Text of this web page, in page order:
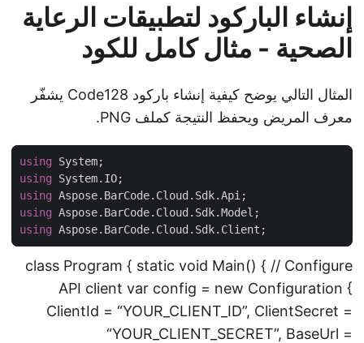
إنشاء الباركود لتطبيقات الرعاية
الصحية - مثال كامل للكود
المثال التالي يوضح كيفية إنشاء باركود Code128 يشفّر
معرف المريض ويحفظ النتيجة كملف PNG.
using
using
using
using
using
class Program { static void Main() { // Configure
API client var config = new Configuration {
ClientId = “YOUR_CLIENT_ID”, ClientSecret =
“YOUR_CLIENT_SECRET”, BaseUrl =